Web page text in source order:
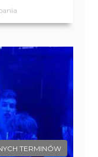
TERMINÓW